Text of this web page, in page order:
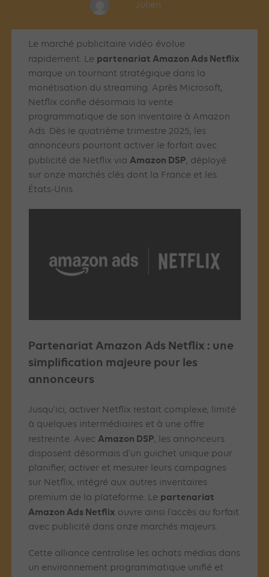
Julien
Le marché publicitaire vidéo évolue
rapidement. Le partenariat Amazon Ads Netflix
marque un tournant stratégique dans la
monétisation du streaming. Après Microsoft,
Netflix confie désormais la vente
programmatique de son inventaire à Amazon
Ads. Dès le quatrième trimestre 2025, les
annonceurs pourront activer le forfait avec
publicité de Netflix viaAmazon DSP, déployé
sur onze marchés clés dont la France et les
États-Unis.
Partenariat Amazon Ads Netflix : une
simplification majeure pour les
annonceurs
Jusqu’ici, activer Netflix restait complexe, limité
à quelques intermédiaires et à une offre
restreinte. AvecAmazon DSP, les annonceurs
disposent désormais d’un guichet unique pour
planifier, activer et mesurer leurs campagnes
sur Netflix, intégré aux autres inventaires
premium de la plateforme. Le partenariat
Amazon Ads Netflix ouvre ainsi l’accès au forfait
avec publicité dans onze marchés majeurs.
Cette alliance centralise les achats médias dans
un environnement programmatique unifié et